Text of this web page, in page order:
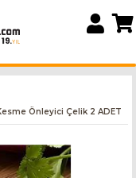
Önleyici Çelik 2 ADET